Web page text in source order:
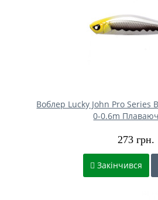
Воблер Lucky John Pro Series
0-0.6m
273 грн.
Закінчився